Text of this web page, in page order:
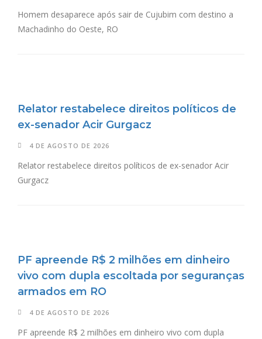
Homem desaparece após sair de Cujubim com destino a
Machadinho do Oeste, RO
Relator restabelece direitos políticos de
ex-senador Acir Gurgacz
4 DE AGOSTO DE 2026
Relator restabelece direitos políticos de ex-senador Acir
Gurgacz
PF apreende R$ 2 milhões em dinheiro
vivo com dupla escoltada por seguranças
armados em RO
4 DE AGOSTO DE 2026
PF apreende R$ 2 milhões em dinheiro vivo com dupla